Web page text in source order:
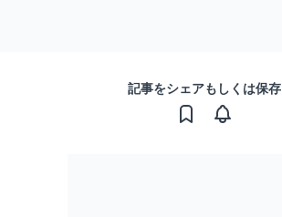
記事をシェアもしくは保存